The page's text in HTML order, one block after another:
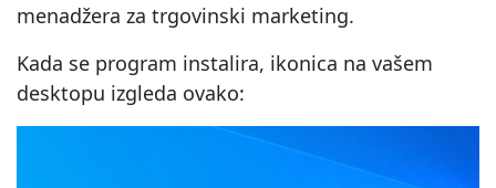
menadžera za trgovinski marketing.
Kada se program instalira, ikonica na vašem
desktopu izgleda ovako: